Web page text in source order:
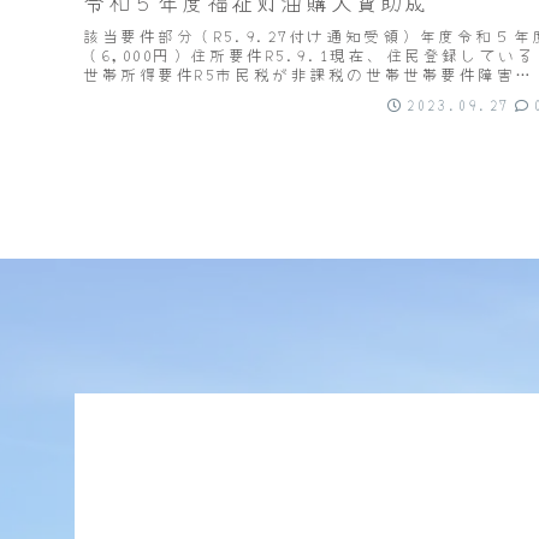
該当要件部分（R5.9.27付け通知受領）年度令和５年
（6,000円）住所要件R5.9.1現在、住民登録している
世帯所得要件R5市民税が非課税の世帯世帯要件障害者
世帯（精神障害者保健福祉手帳所持者の...
2023.09.27